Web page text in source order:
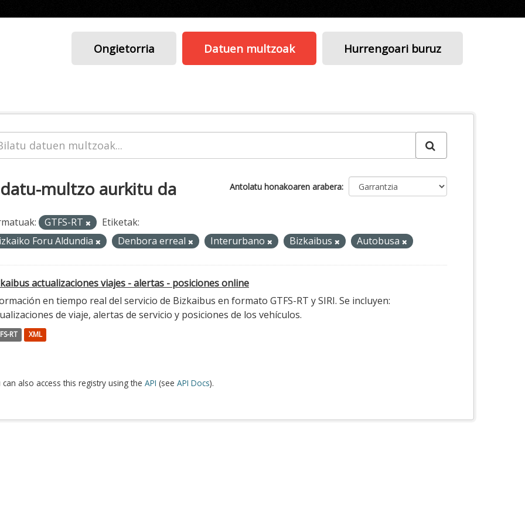
Ongietorria Datuen multzoak Hurrengoari buruz
Antolatu honakoaren arabera
multzo aurkitu da
GTFS-RT
Etiketak:
Foru Aldundia
Denbora erreal Interurbano Bizkaibus Autobusa
actualizaciones viajes - alertas - posiciones online
en tiempo real del servicio de Bizkaibus en formato GTFS-RT y SIRI. Se incluyen:
de viaje, alertas de servicio y posiciones de los vehículos.
RT XML
can also access this registry using the API (see API Docs).